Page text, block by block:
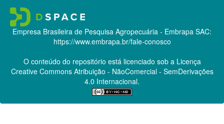
Empresa Brasileira de Pesquisa Agropecuária - Embrapa SAC:
https://www.embrapa.br/fale-conosco
O conteúdo do repositório está licenciado sob a Licença
Creative CommonsAtribuição - NãoComercial - SemDerivações
4.0 Internacional.